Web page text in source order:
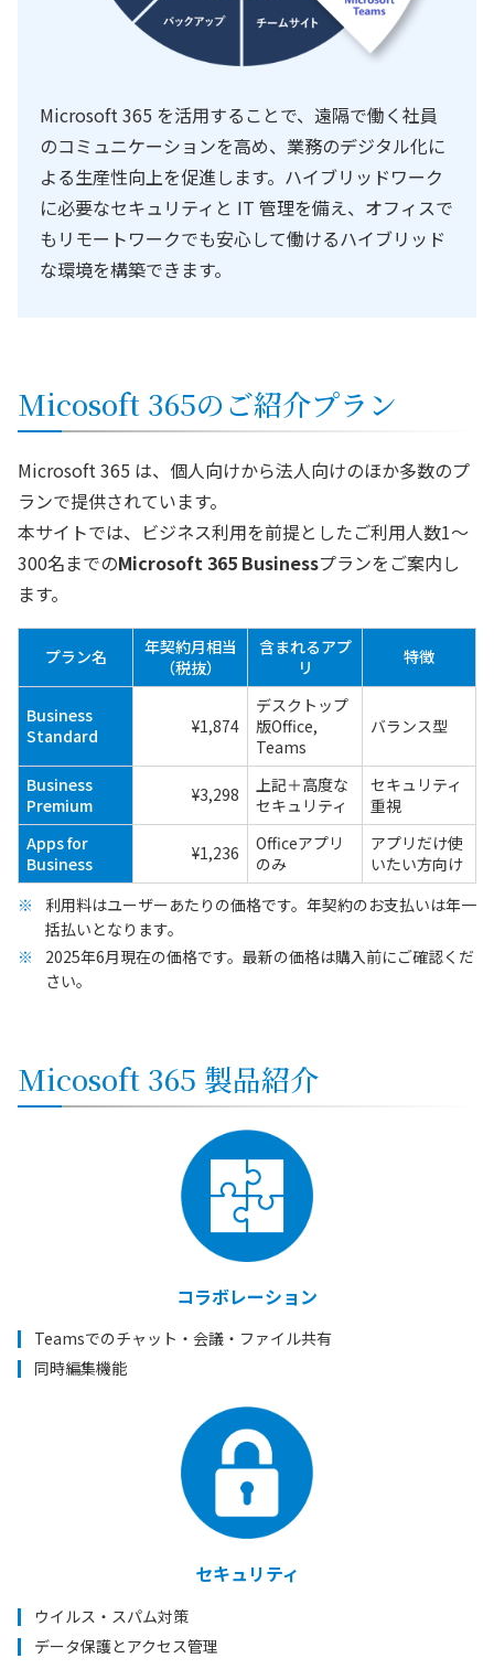
Microsoft 365 を活用することで、遠隔で働く社員
のコミュニケーションを高め、業務のデジタル化に
よる生産性向上を促進します。ハイブリッドワーク
に必要なセキュリティと IT 管理を備え、オフィスで
もリモートワークでも安心して働けるハイブリッド
な環境を構築できます。
Micosoft 365のご紹介プラン
Microsoft 365 は、個人向けから法人向けのほか多数のプ
ランで提供されています。
本サイトでは、ビジネス利用を前提としたご利用人数1～
300名までのMicrosoft 365 Businessプランをご案内し
ます。
プラン名
年契約月相当
（税抜）
含まれるアプ
リ
特徴
Business
Standard
¥1,874
デスクトップ
版Office,
Teams
バランス型
Business
Premium
¥3,298
上記＋高度な
セキュリティ
セキュリティ
重視
Apps for
Business
¥1,236
Officeアプリ
のみ
アプリだけ使
いたい方向け
利用料はユーザーあたりの価格です。年契約のお支払いは年一
括払いとなります。
2025年6月現在の価格です。最新の価格は購入前にご確認くだ
さい。
Micosoft 365 製品紹介
コラボレーション
Teamsでのチャット・会議・ファイル共有
同時編集機能
セキュリティ
ウイルス・スパム対策
データ保護とアクセス管理